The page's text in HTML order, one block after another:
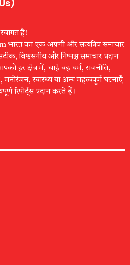
है!
का एक अग्रणी और सत्यप्रिय समाचार
विश्वसनीय और निष्पक्ष समाचार प्रदान
हर क्षेत्र में, चाहे वह धर्म, राजनीति,
स्वास्थ्य या अन्य महत्वपूर्ण घटनाएँ
रिपोर्ट्स प्रदान करते हैं।